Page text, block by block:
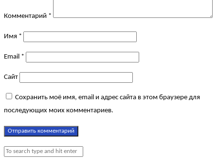
Комментарий *
Имя *
Email *
Сайт
Сохранить моё имя, email и адрес сайта в этом браузере для
последующих моих комментариев.